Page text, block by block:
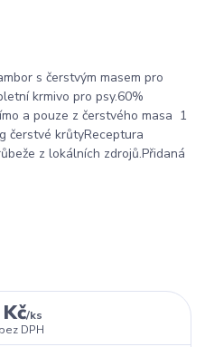
s čerstvým masem pro
krmivo pro psy.60%
a pouze z čerstvého masa 1
čerstvé krůtyReceptura
z lokálních zdrojů.Přidaná
/ks
bez DPH